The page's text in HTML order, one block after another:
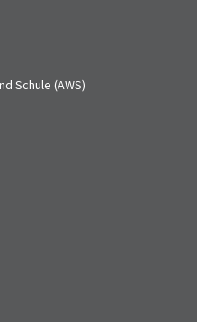
Schule (AWS)